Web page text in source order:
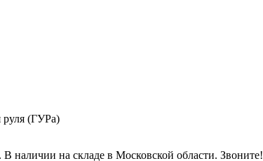
руля (ГУРа)
наличии на складе в Московской области. Звоните!